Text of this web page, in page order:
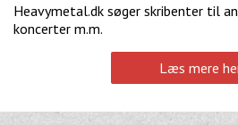
Heavymetal.dk søger skribenter til
koncerter m.m.
Læs mere